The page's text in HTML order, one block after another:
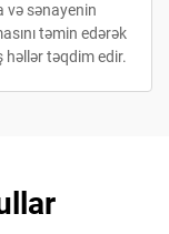
və sənayenin
təmin edərək
həllər təqdim edir.